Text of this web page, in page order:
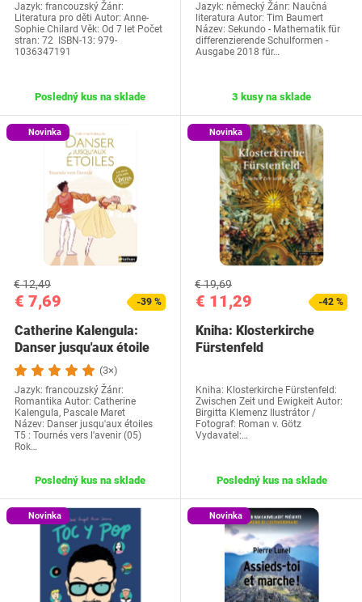
Jazyk: francouzský Žánr:
Literatura pro děti‎ Autor: Anne-
Sophie Chilard Věk: Od 7 let Počet
stran: 72 ISBN-13: 979-
1036347191
Posledný kus na sklade
Jazyk: německý Žánr: Naučná
literatura Autor: Tim Baumert
Název: Sekundo - Mathematik für
differenzierende Schulformen -
Ausgabe 2018 für…
3 kusy na sklade
Novinka
€ 7,69
€ 12,49
-39 %
Catherine Kalengula:
Danser jusqu'aux étoile
(3×)
Jazyk: francouzský Žánr:
Romantika Autor: Catherine
Kalengula, Pascale Maret
Název: Danser jusqu'aux étoiles
T5 : Tournés vers l'avenir (05)
Rok…
Posledný kus na sklade
Novinka
€ 11,29
€ 19,69
-42 %
Kniha: Klosterkirche
Fürstenfeld
Kniha: Klosterkirche Fürstenfeld:
Zwischen Zeit und Ewigkeit Autor:
Birgitta Klemenz Ilustrátor /
Fotograf: Roman v. Götz
Vydavatel:…
Posledný kus na sklade
Novinka Novinka